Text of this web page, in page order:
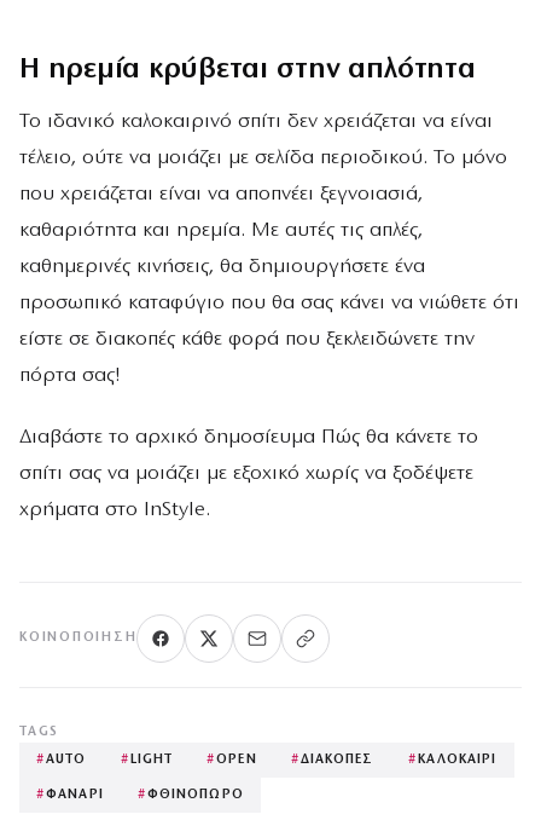
Η ηρεμία κρύβεται στην απλότητα
Το ιδανικό καλοκαιρινό σπίτι δεν χρειάζεται να είναι
τέλειο, ούτε να μοιάζει με σελίδα περιοδικού. Το μόνο
που χρειάζεται είναι να αποπνέει ξεγνοιασιά,
καθαριότητα και ηρεμία. Με αυτές τις απλές,
καθημερινές κινήσεις, θα δημιουργήσετε ένα
προσωπικό καταφύγιο που θα σας κάνει να νιώθετε ότι
είστε σε διακοπές κάθε φορά που ξεκλειδώνετε την
πόρτα σας!
Διαβάστε το αρχικό δημοσίευμα Πώς θα κάνετε το
σπίτι σας να μοιάζει με εξοχικό χωρίς να ξοδέψετε
χρήματα στο InStyle.
ΚΟΙΝΟΠΟΊΗΣΗ
TAGS
#AUTO # LIGHT #OPEN #ΔΙΑΚΟΠΕΣ # ΚΑΛΟΚΑΙΡΙ
#ΦΑΝΑΡΙ #ΦΘΙΝΟΠΩΡΟ